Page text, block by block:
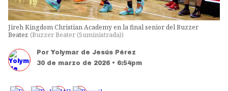
Jireh Kingdom Christian Academy en la final senior del Buzzer
Beater. (Buzzer Beater (Suministrada))
Por Yolymar de Jesús Pérez
30 de marzo de 2026 • 6:54pm